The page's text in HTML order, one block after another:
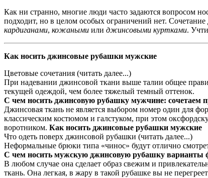
Как ни странно, многие люди часто задаются вопросом
подходит, но в целом особых ограничений нет.
кардиганами, кожаными или джинсовыми куртками.
Как носить джинсовые рубашки мужские
Цветовые сочетания (читать далее...)
При надевании джинсовой ткани выше талии общее
текущей одеждой, чем более тяжелый темный оттенок.
С чем носить джинсовую рубашку мужчине: сочетаем
Джинсовая ткань не является выбором номер один для
классическим костюмом и галстуком, при этом
воротником. Как носить джинсовые рубашки мужские
Что одеть поверх джинсовой рубашки (читать далее...)
Неформальные брюки типа «чинос» будут отлично
С чем носить мужскую джинсовую рубашку варианты
В любом случае она сделает образ свежим и
ткань. Она легкая, в жару в такой рубашке вы не